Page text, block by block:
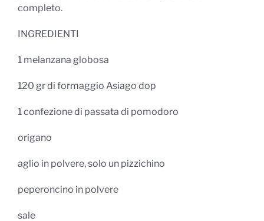
completo.
INGREDIENTI
1 melanzana globosa
120 gr di formaggio Asiago dop
1 confezione di passata di pomodoro
origano
aglio in polvere, solo un pizzichino
peperoncino in polvere
sale